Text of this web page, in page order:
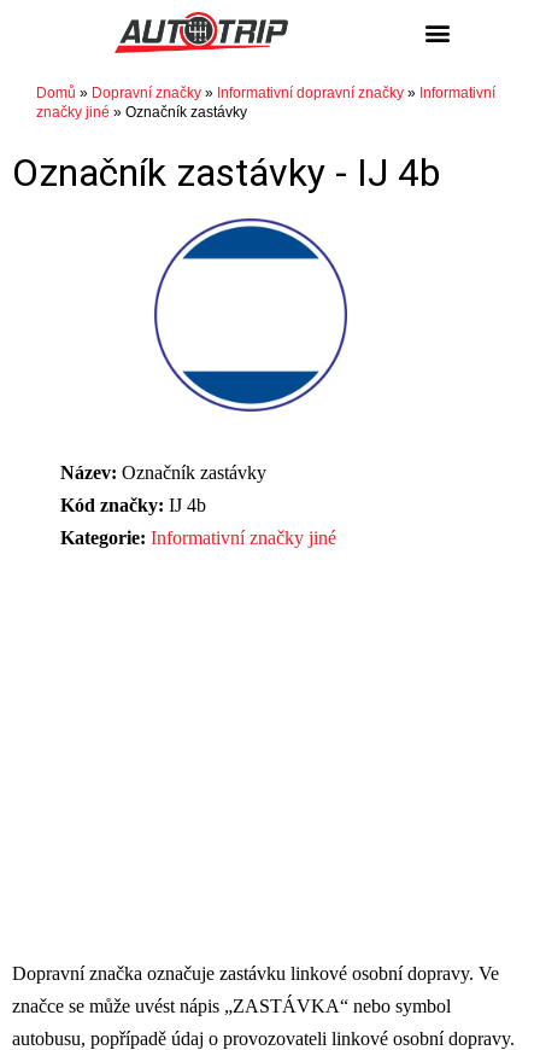
Domů » Dopravní značky » Informativní dopravní značky » Informativní
značky jiné » Označník zastávky
Označník zastávky - IJ 4b
Název: Označník zastávky
Kód značky: IJ 4b
Kategorie: Informativní značky jiné
Dopravní značka označuje zastávku linkové osobní dopravy. Ve
značce se může uvést nápis „ZASTÁVKA“ nebo symbol
autobusu, popřípadě údaj o provozovateli linkové osobní dopravy.